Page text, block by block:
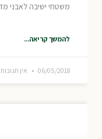
משטחי ישיבה לאבני
להמשך קריאה...
06/05/2018 אין תגובות